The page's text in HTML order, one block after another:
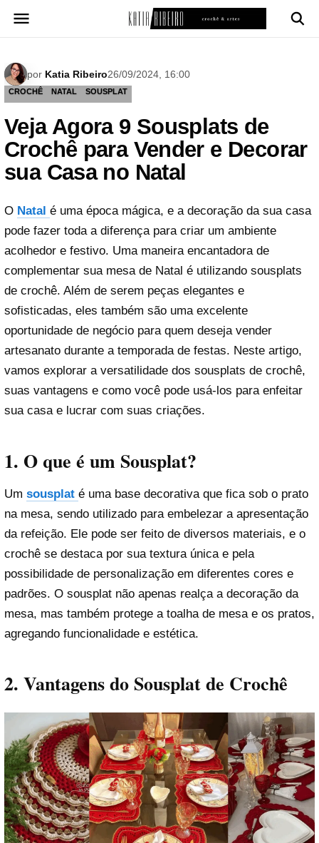
para
por Katia Ribeiro26/09/2024, 16:00
CROCHÊ NATAL SOUSPLAT
Veja Agora 9 Sousplats de
Crochê para Vender e Decorar
sua Casa no Natal
O Natal é uma época mágica, e a decoração da sua casa
pode fazer toda a diferença para criar um ambiente
acolhedor e festivo. Uma maneira encantadora de
complementar sua mesa de Natal é utilizando sousplats
de crochê. Além de serem peças elegantes e
sofisticadas, eles também são uma excelente
oportunidade de negócio para quem deseja vender
artesanato durante a temporada de festas. Neste artigo,
vamos explorar a versatilidade dos sousplats de crochê,
suas vantagens e como você pode usá-los para enfeitar
sua casa e lucrar com suas criações.
1. O que é um Sousplat?
Um sousplat é uma base decorativa que fica sob o prato
na mesa, sendo utilizado para embelezar a apresentação
da refeição. Ele pode ser feito de diversos materiais, e o
crochê se destaca por sua textura única e pela
possibilidade de personalização em diferentes cores e
padrões. O sousplat não apenas realça a decoração da
mesa, mas também protege a toalha de mesa e os pratos,
agregando funcionalidade e estética.
2. Vantagens do Sousplat de Crochê